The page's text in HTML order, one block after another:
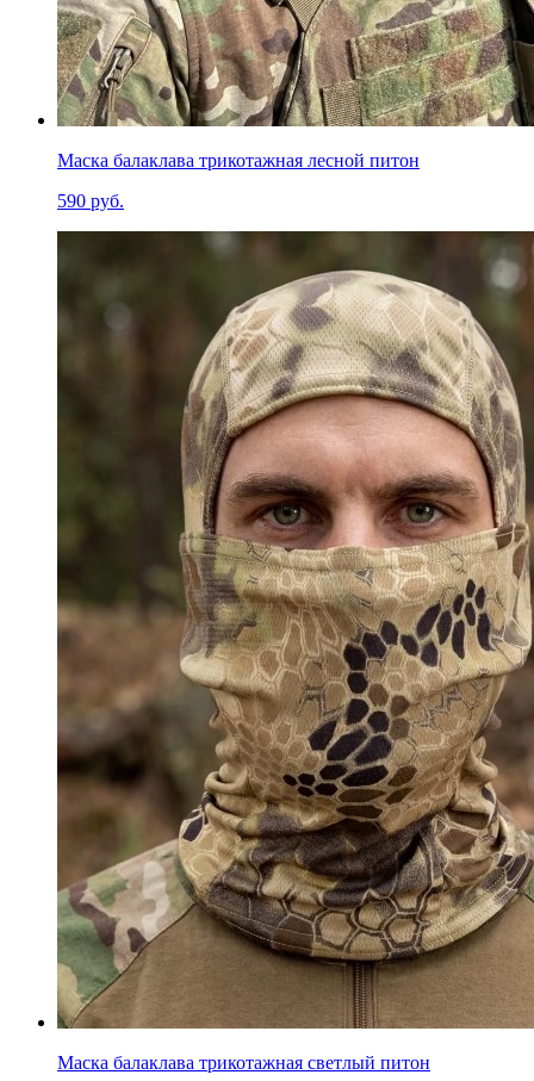
Маска балаклава трикотажная лесной питон
590 руб.
Маска балаклава трикотажная светлый питон